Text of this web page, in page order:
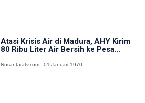
Atasi Krisis Air di Madura, AHY Kirim
80 Ribu Liter Air Bersih ke Pesa...
Nusantaratv.com - 01 Januari 1970